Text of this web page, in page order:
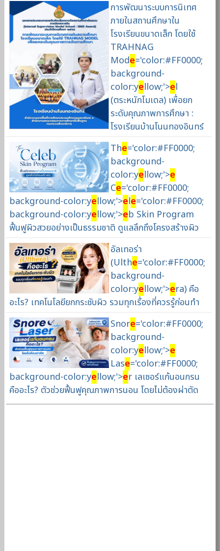
การพัฒนาระบบการนิเทศ
ภายในสถานศึกษาใน
โรงเรียนขนาดเล็ก โดยใช้
TRAHNAG
Mode='color:#FF0000;
background-
color:yellow;'>el
(ตระหนักโมเดล) เพื่อยก
ระดับคุณภาพการศึกษา :
โรงเรียนบ้านโนนทองอินทร์
The='color:#FF0000;
background-
color:yellow;'>e
Ce='color:#FF0000;
background-color:yellow;'>ele='color:#FF0000;
background-color:yellow;'>eb Skin Program
ฟื้นฟูผิวสวยอย่างเป็นธรรมชาติ ดูแลลึกถึงโครงสร้างผิว
อัลเทอร่า
(Ulthe='color:#FF0000;
background-
color:yellow;'>era) คือ
อะไร? เทคโนโลยียกกระชับผิว รวมทุกเรื่องที่ควรรู้ก่อนทำ
Snore='color:#FF0000;
background-
color:yellow;'>e
Lase='color:#FF0000;
background-color:yellow;'>er เลเซอร์แก้นอนกรน
คืออะไร? ตัวช่วยฟื้นฟูคุณภาพการนอน โดยไม่ต้องผ่าตัด